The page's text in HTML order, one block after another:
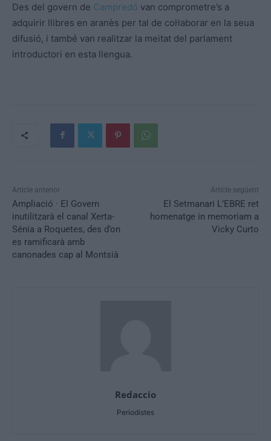
Des del govern de Campredó van comprometre’s a
adquirir llibres en aranès per tal de col·laborar en la seua
difusió, i també van realitzar la meitat del parlament
introductori en esta llengua.
Article anterior
Ampliació · El Govern
inutilitzarà el canal Xerta-
Sénia a Roquetes, des d’on
es ramificarà amb
canonades cap al Montsià
Article següent
El Setmanari L’EBRE ret
homenatge in memoriam a
Vicky Curto
Redaccio
Periodistes